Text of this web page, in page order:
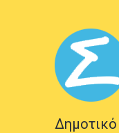
Δημοτικό